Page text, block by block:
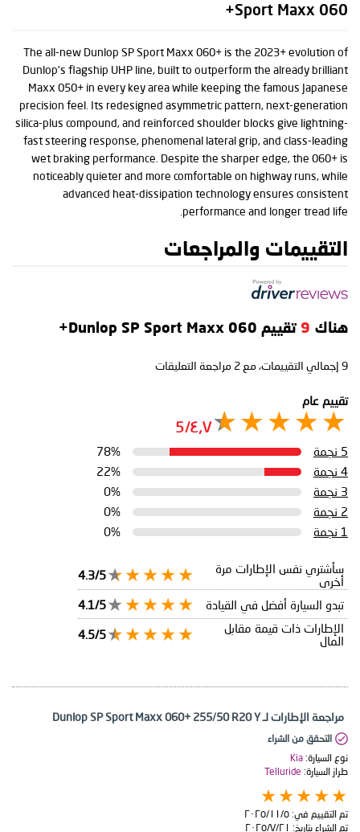
Sport Maxx 060+
The all-new Dunlop SP Sport Maxx 060+ is the 2023+ evolution of
Dunlop’s flagship UHP line, built to outperform the already brilliant
Maxx 050+ in every key area while keeping the famous Japanese
precision feel. Its redesigned asymmetric pattern, next-generation
silica-plus compound, and reinforced shoulder blocks give lightning-
fast steering response, phenomenal lateral grip, and class-leading
wet braking performance. Despite the sharper edge, the 060+ is
noticeably quieter and more comfortable on highway runs, while
advanced heat-dissipation technology ensures consistent
performance and longer tread life.
التقييمات والمراجعات
هناك 9 تقييم Dunlop SP Sport Maxx 060+
9 إجمالي التقييمات، مع 2 مراجعة التعليقات
تقييم عام
٤٫٧/5
5 نجمة
78%
4 نجمة
22%
3 نجمة
0%
2 نجمة
0%
1 نجمة
0%
سأشتري نفس الإطارات مرة
أخرى
4.3/5
تبدو السيارة أفضل في القيادة
4.1/5
الإطارات ذات قيمة مقابل
المال
4.5/5
مراجعة الإطارات لـ Dunlop SP Sport Maxx 060+ 255/50 R20 Y
التحقق من الشراء
نوع السيارة: Kia
طراز السيارة: Telluride
تم التقييم في: ٥‏/١١‏/٢٠٢٥
تم الشراء بتاريخ: ٢١‏/٧‏/٢٠٢٥